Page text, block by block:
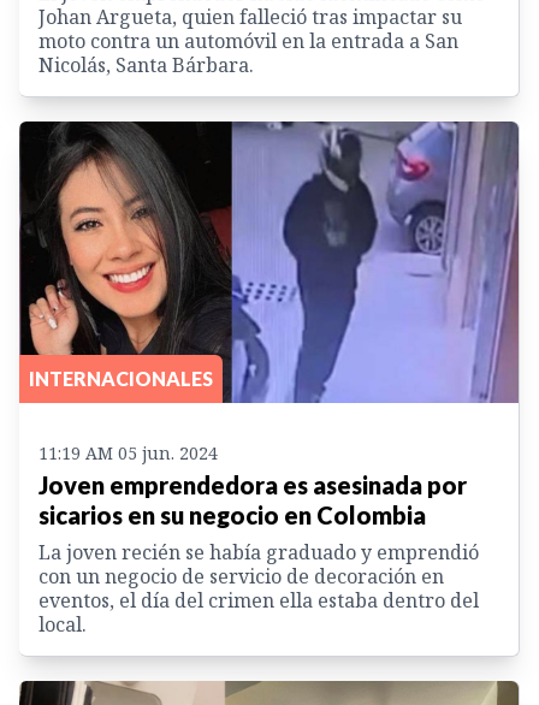
Johan Argueta, quien falleció tras impactar su
moto contra un automóvil en la entrada a San
Nicolás, Santa Bárbara.
INTERNACIONALES
11:19 AM 05 jun. 2024
Joven emprendedora es asesinada por
sicarios en su negocio en Colombia
La joven recién se había graduado y emprendió
con un negocio de servicio de decoración en
eventos, el día del crimen ella estaba dentro del
local.